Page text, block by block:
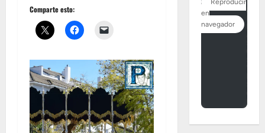
Comparte esto: